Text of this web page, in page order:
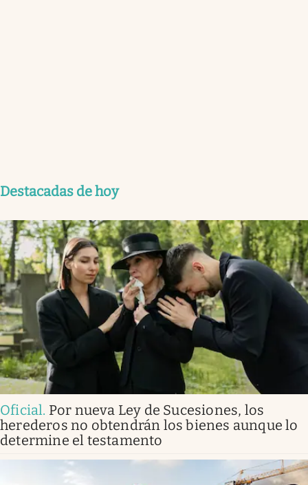
Destacadas de hoy
Oficial. Por nueva Ley de Sucesiones, los
herederos no obtendrán los bienes aunque lo
determine el testamento